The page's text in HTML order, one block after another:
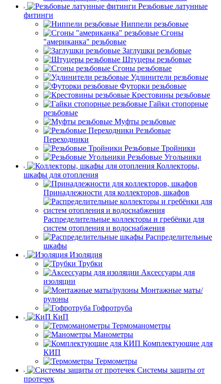
Резьбовые латунные
фитинги
Ниппели резьбовые
Сгоны
"американка" резьбовые
Заглушки резьбовые
Штуцеры резьбовые
Сгоны резьбовые
Удлинители резьбовые
Футорки резьбовые
Крестовины резьбовые
Гайки стопорные
резьбовые
Муфты резьбовые
Резьбовые
Переходники
Резьбовые Тройники
Резьбовые Угольники
Коллекторы,
шкафы для отопления
Принадлежности для коллекторов, шкафов
Распределительные коллекторы и гребёнки для
систем отопления и водоснабжения
Распределительные
шкафы
Изоляция
Трубки
Аксессуары для
изоляции
Монтажные маты/
рулоны
Гофротруба
КиП
Термоманометры
Манометры
Комплектующие для
КИП
Термометры
Системы защиты от
протечек